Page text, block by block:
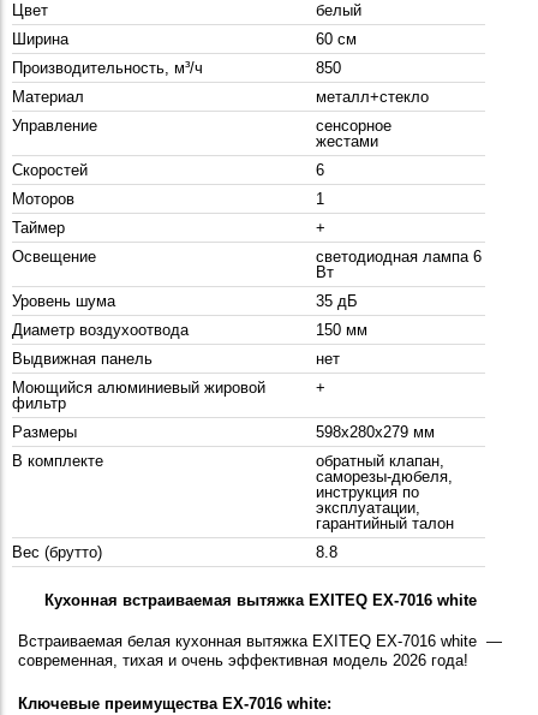
Цвет
белый
Ширина
60 см
Производительность, м³/ч
850
Материал
металл+стекло
Управление
сенсорное
жестами
Скоростей
6
Моторов
1
Таймер
+
Освещение
светодиодная лампа 6
Вт
Уровень шума
35 дБ
Диаметр воздухоотвода
150 мм
Выдвижная панель
нет
Моющийся алюминиевый жировой
фильтр
+
Размеры
598x280x279 мм
В комплекте
обратный клапан,
саморезы-дюбеля,
инструкция по
эксплуатации,
гарантийный талон
Вес (брутто)
8.8
Кухонная встраиваемая вытяжка EXITEQ EX-7016 white
Встраиваемая белая кухонная вытяжка EXITEQ EX-7016 white —
современная, тихая и очень эффективная модель 2026 года!
Ключевые преимущества EX-7016 white: